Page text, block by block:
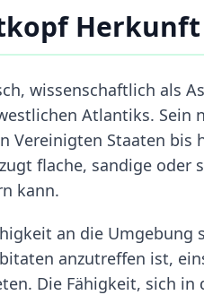
Herkunft
wissenschaftlich als
Atlantiks.
Vereinigten Staaten bis
flache, sandige oder
kann.
an die
anzutreffen ist,
Die Fähigkeit, sich